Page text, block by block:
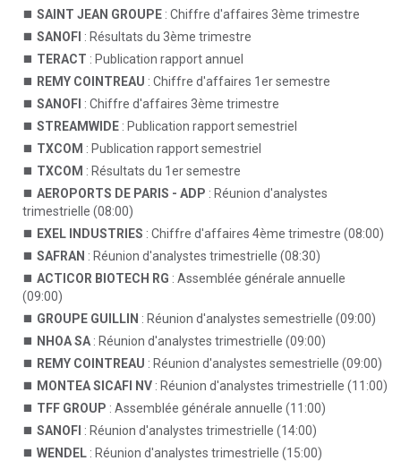
SAINT JEAN GROUPE : Chiffre d'affaires 3ème trimestre
SANOFI : Résultats du 3ème trimestre
TERACT : Publication rapport annuel
REMY COINTREAU : Chiffre d'affaires 1er semestre
SANOFI : Chiffre d'affaires 3ème trimestre
STREAMWIDE : Publication rapport semestriel
TXCOM : Publication rapport semestriel
TXCOM : Résultats du 1er semestre
AEROPORTS DE PARIS - ADP : Réunion d'analystes
trimestrielle (08:00)
EXEL INDUSTRIES : Chiffre d'affaires 4ème trimestre (08:00)
SAFRAN : Réunion d'analystes trimestrielle (08:30)
ACTICOR BIOTECH RG : Assemblée générale annuelle
(09:00)
GROUPE GUILLIN : Réunion d'analystes semestrielle (09:00)
NHOA SA : Réunion d'analystes trimestrielle (09:00)
REMY COINTREAU : Réunion d'analystes semestrielle (09:00)
MONTEA SICAFI NV : Réunion d'analystes trimestrielle (11:00)
TFF GROUP : Assemblée générale annuelle (11:00)
SANOFI : Réunion d'analystes trimestrielle (14:00)
WENDEL : Réunion d'analystes trimestrielle (15:00)